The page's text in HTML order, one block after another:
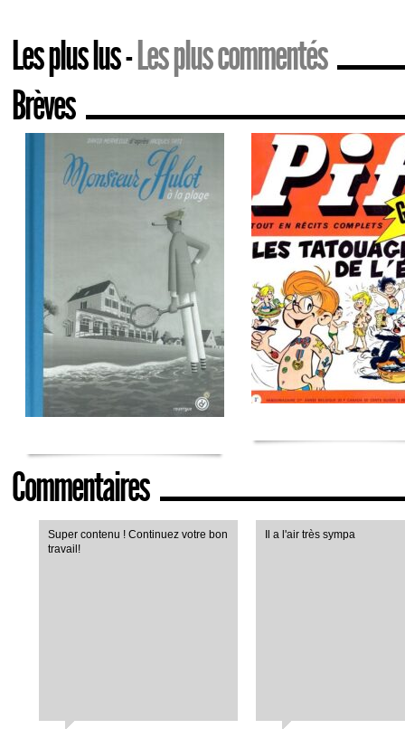
Les plus lus Les plus commentés
Brèves
Commentaires
Super contenu ! Continuez votre bon
travail!
Il a l'air très sympa